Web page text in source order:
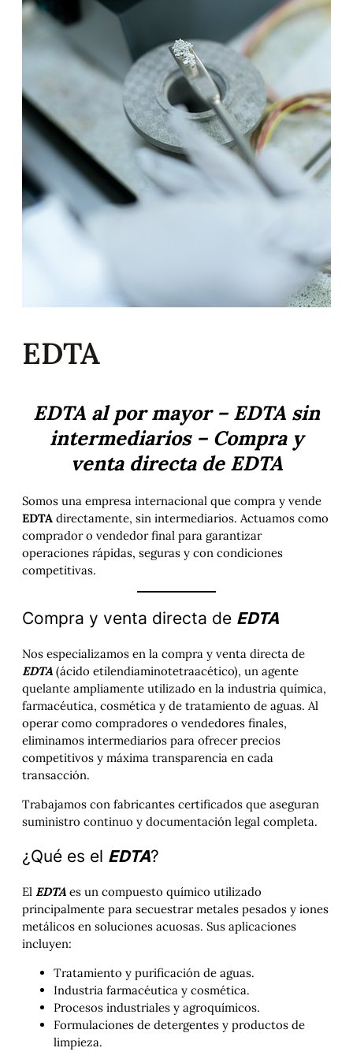
EDTA
EDTA al por mayor – EDTA sin
intermediarios – Compra y
venta directa de EDTA
Somos una empresa internacional que compra y vende
EDTA directamente, sin intermediarios. Actuamos como
comprador o vendedor final para garantizar
operaciones rápidas, seguras y con condiciones
competitivas.
Compra y venta directa de EDTA
Nos especializamos en la compra y venta directa de
EDTA (ácido etilendiaminotetraacético), un agente
quelante ampliamente utilizado en la industria química,
farmacéutica, cosmética y de tratamiento de aguas. Al
operar como compradores o vendedores finales,
eliminamos intermediarios para ofrecer precios
competitivos y máxima transparencia en cada
transacción.
Trabajamos con fabricantes certificados que aseguran
suministro continuo y documentación legal completa.
¿Qué es el EDTA?
El EDTA es un compuesto químico utilizado
principalmente para secuestrar metales pesados y iones
metálicos en soluciones acuosas. Sus aplicaciones
incluyen:
Tratamiento y purificación de aguas.
Industria farmacéutica y cosmética.
Procesos industriales y agroquímicos.
Formulaciones de detergentes y productos de
limpieza.